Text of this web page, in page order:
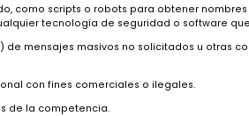
diversa índole a partir de diversas
previa publicación de los mismos